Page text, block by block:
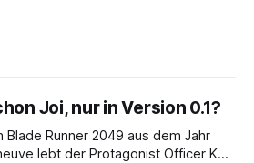
Joi, nur in Version 0.1?
Blade Runner 2049 aus dem Jahr
lebt der Protagonist Officer K